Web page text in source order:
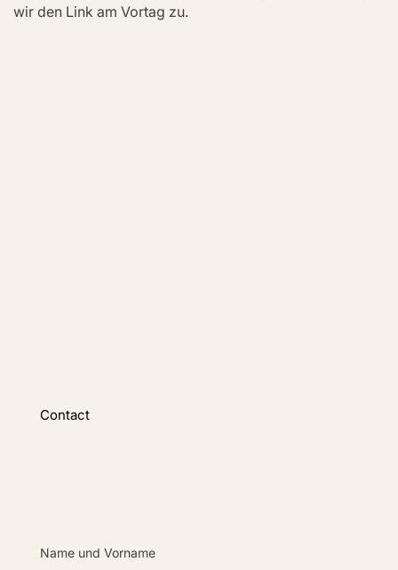
wir den Link am Vortag zu.
Contact
Name und Vorname